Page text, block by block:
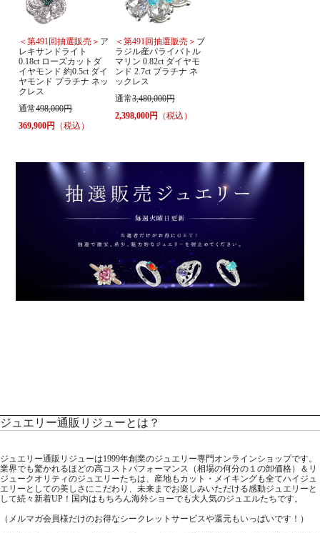
＜第491回抽選販売＞ ア
レキサンドライト
0.18ct ローズカットダ
イヤモンド 約0.5ct ダイ
ヤモンド プラチナ ネッ
クレス
通常498,000円
369,900円
（税込）
＜第491回抽選販売＞ ブ
ラジル産パライバトル
マリン 0.82ct ダイヤモ
ンド 2.7ct プラチナ ネ
ックレス
通常3,480,000円
2,398,000円
（税込）
ジュエリー通販リジューとは？
ジュエリー通販リジューは1999年創業のジュエリー専門オンラインショップです。
業界でも驚かれるほどの高コストパフォーマンス（相場の何分の１の卸価格）＆リ
ジュークオリティのジュエリーたちは、産地もカット・メイキングも全てハイジュ
エリーとしての美しさにこだわり、未来までお楽しみいただける感動ジュエリーと
して続々新着UP！国内はもちろん海外ショーでも大人気のジュエルたちです。
（メルマガ会員様だけのお得なシークレットサービスや還元もいっぱいです！）